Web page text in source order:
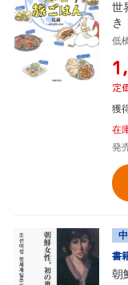
世
き
低
定
獲
在
発
書
朝